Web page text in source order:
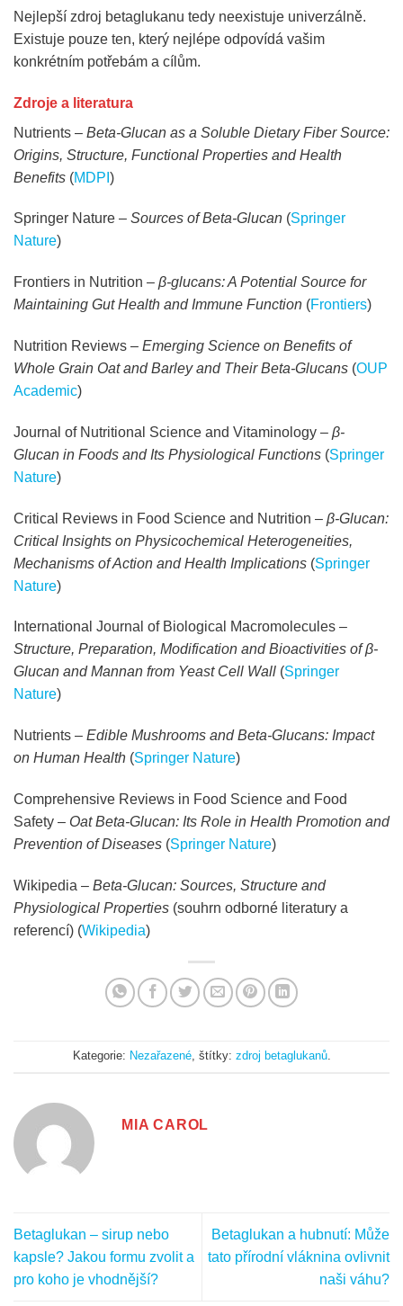
Nejlepší zdroj betaglukanu tedy neexistuje univerzálně.
Existuje pouze ten, který nejlépe odpovídá vašim
konkrétním potřebám a cílům.
Zdroje a literatura
Nutrients – Beta-Glucan as a Soluble Dietary Fiber Source:
Origins, Structure, Functional Properties and Health
Benefits (MDPI )
Springer Nature – Sources of Beta-Glucan (Springer
Nature)
Frontiers in Nutrition – β-glucans: A Potential Source for
Maintaining Gut Health and Immune Function (Frontiers)
Nutrition Reviews – Emerging Science on Benefits of
Whole Grain Oat and Barley and Their Beta-Glucans (OUP
Academic)
Journal of Nutritional Science and Vitaminology – β-
Glucan in Foods and Its Physiological Functions (Springer
Nature)
Critical Reviews in Food Science and Nutrition – β-Glucan:
Critical Insights on Physicochemical Heterogeneities,
Mechanisms of Action and Health Implications (Springer
Nature)
International Journal of Biological Macromolecules –
Structure, Preparation, Modification and Bioactivities of β-
Glucan and Mannan from Yeast Cell Wall (Springer
Nature)
Nutrients – Edible Mushrooms and Beta-Glucans: Impact
on Human Health (Springer Nature)
Comprehensive Reviews in Food Science and Food
Safety – Oat Beta-Glucan: Its Role in Health Promotion and
Prevention of Diseases (Springer Nature)
Wikipedia – Beta-Glucan: Sources, Structure and
Physiological Properties (souhrn odborné literatury a
referencí) (Wikipedia)
Kategorie: Nezařazené, štítky: zdroj betaglukanů.
MIA CAROL
Betaglukan – sirup nebo
kapsle? Jakou formu zvolit a
pro koho je vhodnější?
Betaglukan a hubnutí: Může
tato přírodní vláknina ovlivnit
naši váhu?